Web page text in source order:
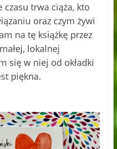
czasu trwa ciąża, kto
oraz czym żywi
na tę książkę przez
lokalnej
się w niej od okładki
piękna.